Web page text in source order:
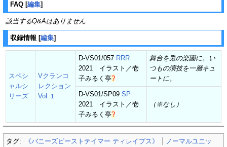
FAQ [編集]
該当するQ&Aはありません
収録情報 [編集]
スペシ
ャルシ
リーズ
Vクランコ
レクション
Vol.１
D-VS01/057 RRR
2021 イラスト／壱
子みるく亭?
舞台を兎の楽園に。い
つもの演技を一層キュ
ートに。
D-VS01/SP09 SP
2021 イラスト／壱
子みるく亭?
（※なし）
タグ: 《バニーズビーストテイマー ティレイプス》
ノーマルユニッ